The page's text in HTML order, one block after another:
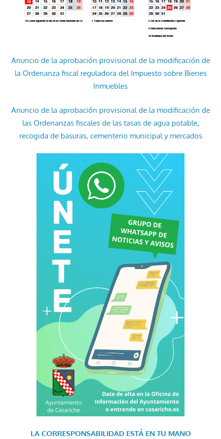
Anuncio de la aprobación provisional de la modificación de
la Ordenanza fiscal reguladora del Impuesto sobre Bienes
Inmuebles
Anuncio de la aprobación provisional de la modificación de
las Ordenanzas fiscales de las tasas de agua potable,
recogida de basuras, cementerio municipal y mercados
LA CORRESPONSABILIDAD ESTÁ EN TU MANO